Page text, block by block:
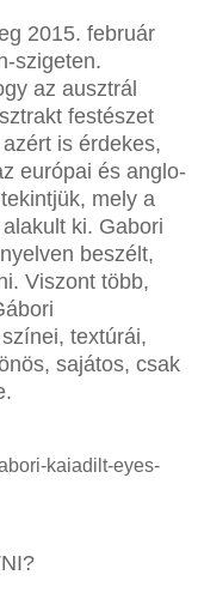
2015. február
szigeten.
az ausztrál
festészet
is érdekes,
európai és anglo-
mely a
ki. Gabori
beszélt,
Viszont több,
textúrái,
sajátos, csak
kaiadilt-eyes-